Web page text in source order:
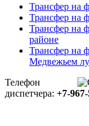
Трансфер на
Трансфер на
Трансфер на
районе
Трансфер на
Медвежьем
Телефон
диспетчера: +7-